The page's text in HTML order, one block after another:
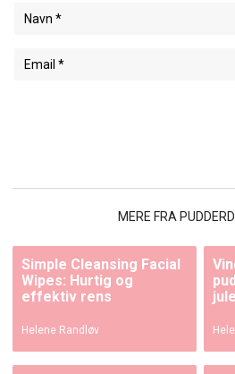
MERE FRA
Simple Cleansing Facial
Wipes: Hurtig og
effektiv rens
Helene Randløv